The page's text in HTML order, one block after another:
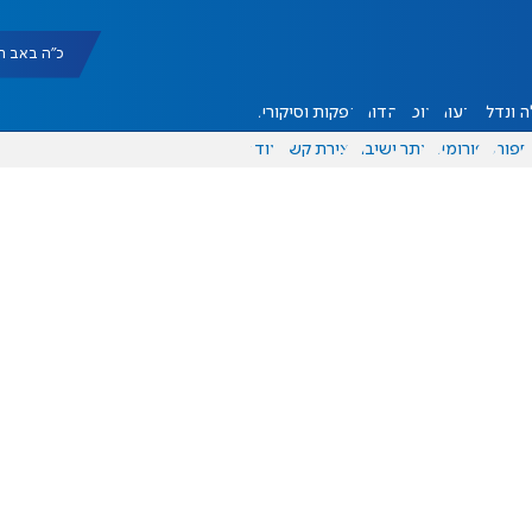
כ"ה באב תשפ"ו
ונדל"ן דעות אוכל יהדות הפקות וסיקורים
ספורט פורומים אתר ישיבה יצירת קשר עוד